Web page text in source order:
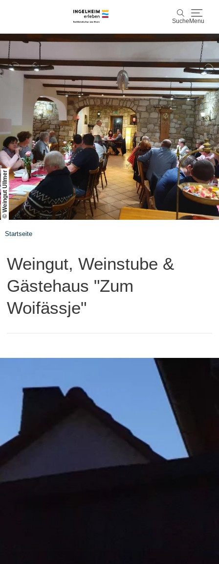
Suche Menu
Suche
Entdecken & Erleben
Wein & Genuss
Kaiserpfalz, Kunst & Kultur
Planen & Buchen
Info & Service
Leichte Sprache UnterkünfteErlebnisse buchen
© Weingut Ullmer
Startseite
Weingut, Weinstube &
Gästehaus "Zum
Woifässje"